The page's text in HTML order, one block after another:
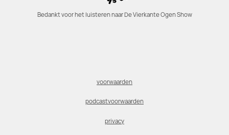
Bedankt voor het luisteren naar De Vierkante Ogen Show
voorwaarden
podcastvoorwaarden
privacy